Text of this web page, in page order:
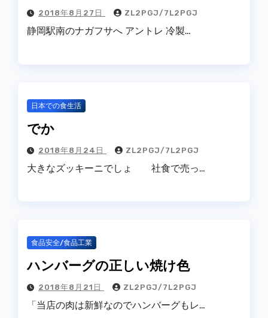
2018年8月27日 ZL2PGJ/7L2PGJ
静岡駅南のナガフサへ アントレ 冷製…
日本での食生活
でか
2018年8月24日 ZL2PGJ/7L2PGJ
大きなズッキーニでしょ 社食で売っ…
食品安全/食品工業
ハンバーグの正しい焼け色
2018年8月21日 ZL2PGJ/7L2PGJ
「当店の肉は新鮮なのでハンバーグもレ…